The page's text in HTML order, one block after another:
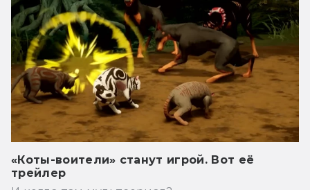
«Коты-воители» станут игрой. Вот её
трейлер